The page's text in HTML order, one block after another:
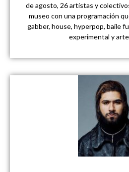
de agosto, 26 artistas y
museo con una programación
gabber, house, hyperpop, baile
experimental y